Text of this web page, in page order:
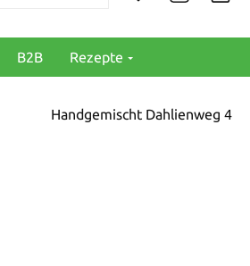
B2B Rezepte
Handgemischt Dahlienweg 4